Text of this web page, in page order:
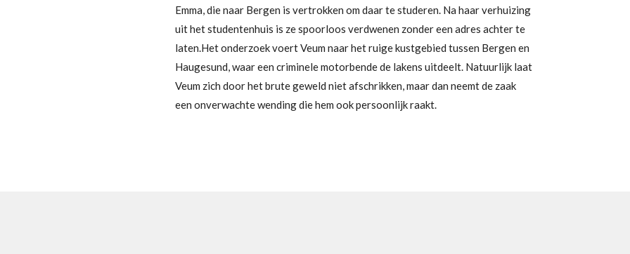
Emma, die naar Bergen is vertrokken om daar te studeren. Na haar verhuizing
uit het studentenhuis is ze spoorloos verdwenen zonder een adres achter te
laten.Het onderzoek voert Veum naar het ruige kustgebied tussen Bergen en
Haugesund, waar een criminele motorbende de lakens uitdeelt. Natuurlijk laat
Veum zich door het brute geweld niet afschrikken, maar dan neemt de zaak
een onverwachte wending die hem ook persoonlijk raakt.